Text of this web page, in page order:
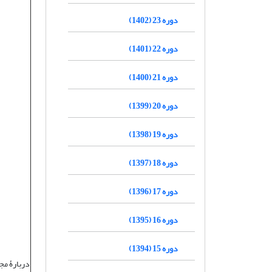
دوره 23 (1402)
دوره 22 (1401)
دوره 21 (1400)
دوره 20 (1399)
دوره 19 (1398)
دوره 18 (1397)
دوره 17 (1396)
دوره 16 (1395)
دوره 15 (1394)
دربارۀ